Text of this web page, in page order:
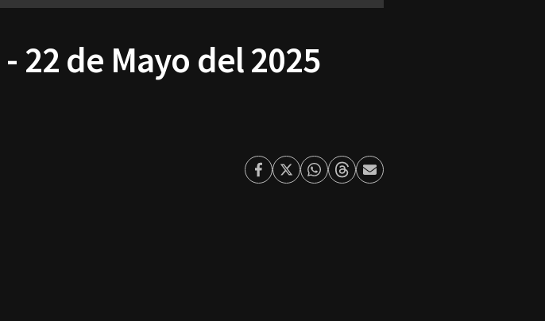
22 de Mayo del 2025
Facebook
TwitterWhatsapp
ThreadsEnviar